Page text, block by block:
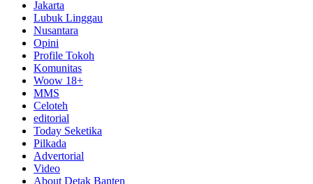
Jakarta
Lubuk Linggau
Nusantara
Opini
Profile Tokoh
Komunitas
Woow 18+
MMS
Celoteh
editorial
Today Seketika
Pilkada
Advertorial
Video
About Detak Banten